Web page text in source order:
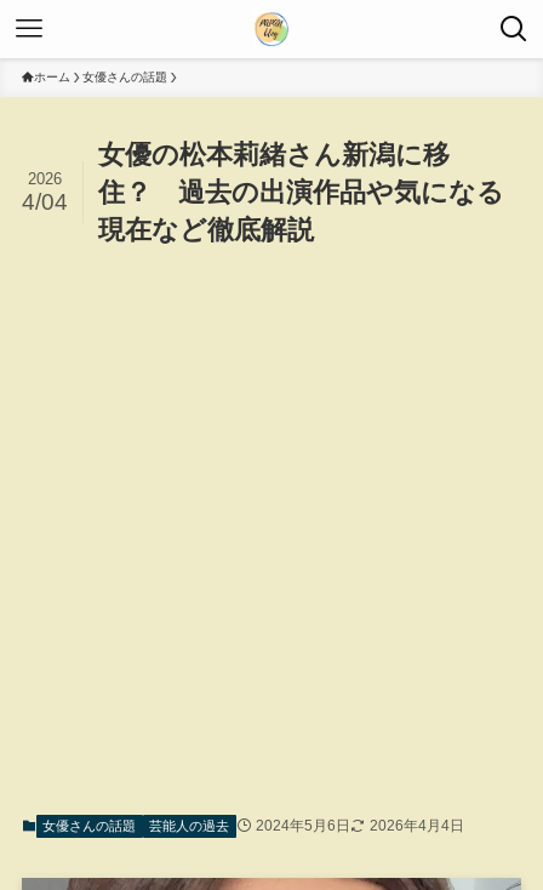
ホーム 女優さんの話題
女優の松本莉緒さん新潟に移
住？ 過去の出演作品や気になる
現在など徹底解説
2026
4/04
女優さんの話題 芸能人の過去 2024年5月6日 2026年4月4日